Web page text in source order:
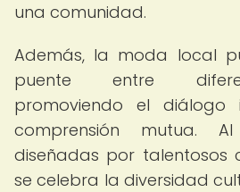
una comunidad.
Además, la moda local
puente entre
promoviendo el diálogo
comprensión mutua.
diseñadas por talentosos
se celebra la diversidad